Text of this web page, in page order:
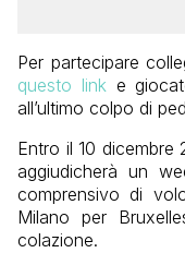
Per partecipare
questo linke
all’ultimo colpo di
Entro il 10 dicembre
aggiudicherà un
comprensivo di
Milano per
colazione.